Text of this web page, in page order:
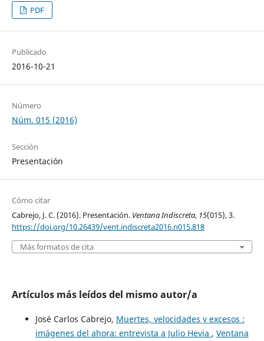
PDF
Publicado
2016-10-21
Número
Núm. 015 (2016)
Sección
Presentación
Cómo citar
Cabrejo, J. C. (2016). Presentación. Ventana Indiscreta, 15(015), 3.
https://doi.org/10.26439/vent.indiscreta2016.n015.818
Más formatos de cita
Artículos más leídos del mismo autor/a
José Carlos Cabrejo, Muertes, velocidades y excesos :
imágenes del ahora: entrevista a Julio Hevia , Ventana